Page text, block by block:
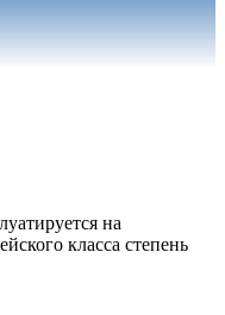
на
класса степень